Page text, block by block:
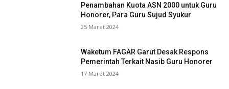
Penambahan Kuota ASN 2000 untuk Guru
Honorer, Para Guru Sujud Syukur
25 Maret 2024
Waketum FAGAR Garut Desak Respons
Pemerintah Terkait Nasib Guru Honorer
17 Maret 2024